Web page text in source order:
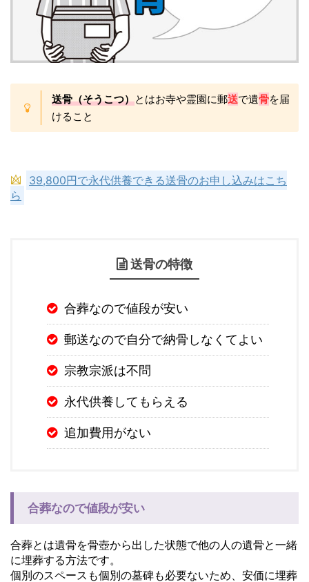
送骨（そうこつ）とはお寺や霊園に郵送で遺骨を届
けること
39,800円で永代供養できる送骨のお申し込みはこち
ら
送骨の特徴
合葬なので値段が安い
郵送なので自分で納骨しなくてよい
宗教宗派は不問
永代供養してもらえる
追加費用がない
合葬なので値段が安い
合葬とは遺骨を骨壺から出した状態で他の人の遺骨と一緒
に埋葬する方法です。
個別のスペースも個別の墓碑も必要ないため、安価に埋葬